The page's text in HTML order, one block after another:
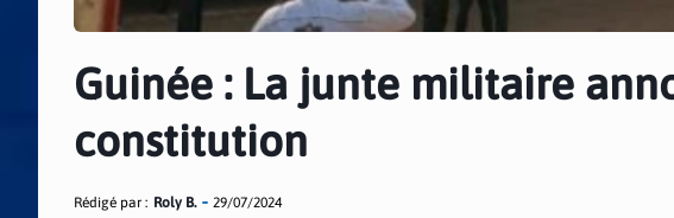
Guinée : La junte militaire
constitution
Rédigé par : Roly B. 29/07/2024